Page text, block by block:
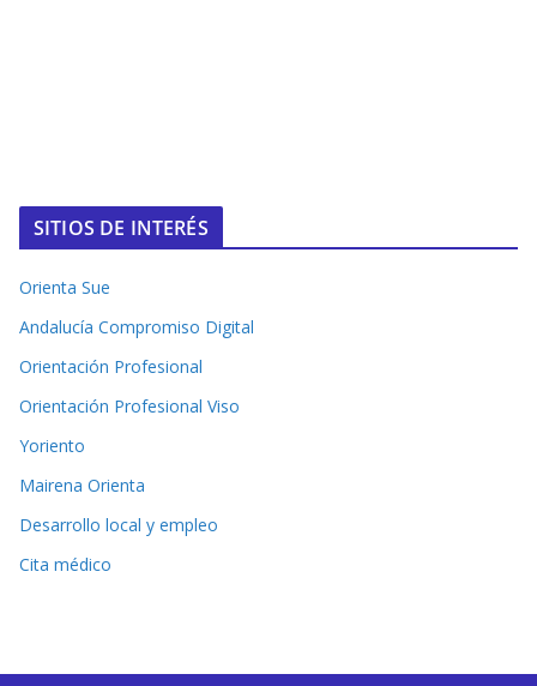
SITIOS DE INTERÉS
Orienta Sue
Andalucía Compromiso Digital
Orientación Profesional
Orientación Profesional Viso
Yoriento
Mairena Orienta
Desarrollo local y empleo
Cita médico